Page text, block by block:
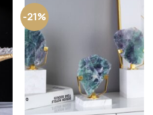
-21%